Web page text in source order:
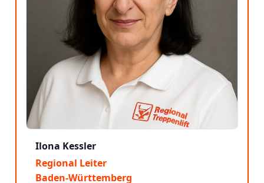
Ilona Kessler
Regional Leiter
Baden-Württemberg